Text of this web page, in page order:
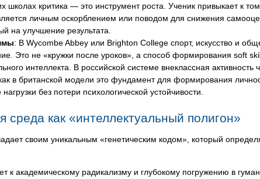
школах критика — это инструмент роста. Ученик привыкает к
личным оскорблением или поводом для снижения
на улучшение результата.
: В Wycombe Abbey или Brighton College спорт, искусство и
Это не «кружки после уроков», а способ формирования soft
интеллекта. В российской системе внеклассная активность
в британской модели это фундамент для формирования
без потери психологической устойчивости.
среда как «интеллектуальный полигон»
своим уникальным «генетическим кодом», который
к академическому радикализму и глубокому погружению в